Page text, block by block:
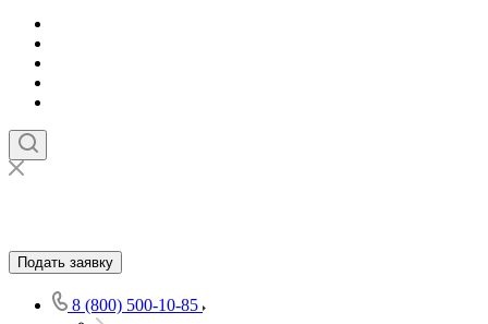
Подать заявку
8 (800) 500-10-85